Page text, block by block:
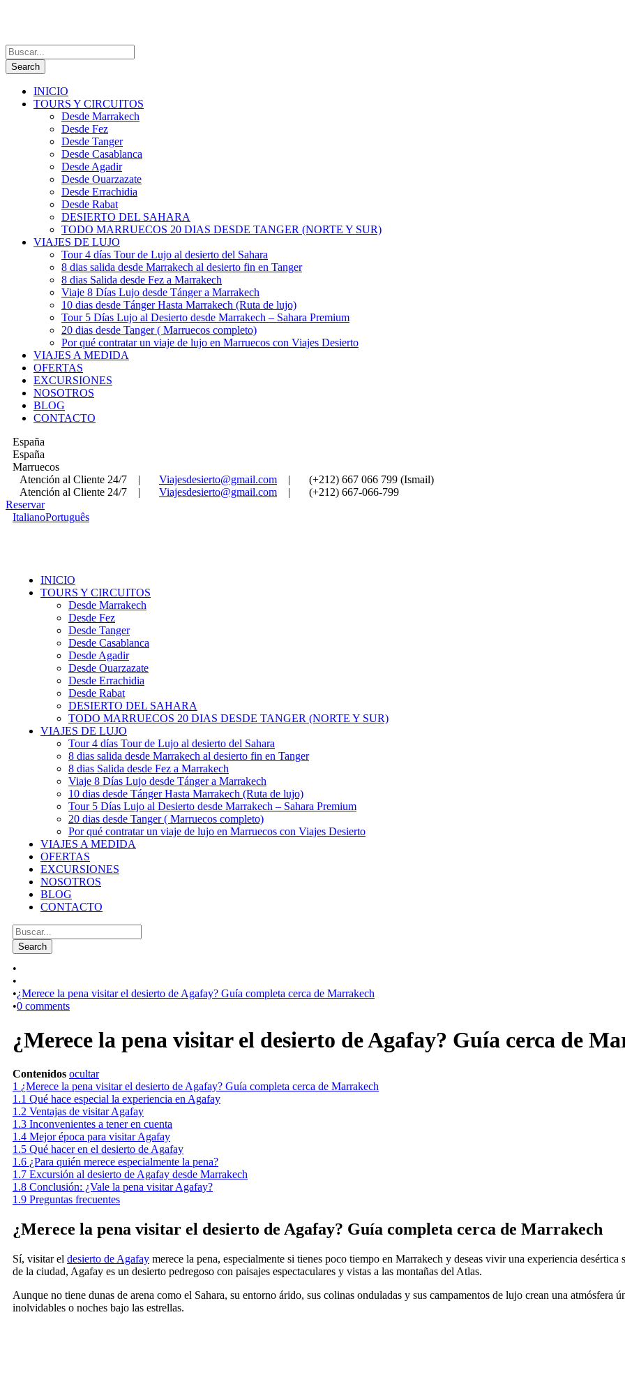
INICIO
TOURS Y CIRCUITOS
Desde Marrakech
Desde Fez
Desde Tanger
Desde Casablanca
Desde Agadir
Desde Ouarzazate
Desde Errachidia
Desde Rabat
DESIERTO DEL SAHARA
TODO MARRUECOS 20 DIAS DESDE TANGER (NORTE Y SUR)
VIAJES DE LUJO
Tour 4 días Tour de Lujo al desierto del Sahara
8 dias salida desde Marrakech al desierto fin en Tanger
8 dias Salida desde Fez a Marrakech
Viaje 8 Días Lujo desde Tánger a Marrakech
10 dias desde Tánger Hasta Marrakech (Ruta de lujo)
Tour 5 Días Lujo al Desierto desde Marrakech – Sahara Premium
20 dias desde Tanger ( Marruecos completo)
Por qué contratar un viaje de lujo en Marruecos con Viajes Desierto
VIAJES A MEDIDA
OFERTAS
EXCURSIONES
NOSOTROS
BLOG
CONTACTO
España
España
Marruecos
Atención al Cliente 24/7
| Viajesdesierto@gmail.com |
(+212) 667 066 799 (Ismail)
Atención al Cliente 24/7
| Viajesdesierto@gmail.com |
(+212) 667-066-799
Reservar
ItalianoPortuguês
INICIO
TOURS Y CIRCUITOS
Desde Marrakech
Desde Fez
Desde Tanger
Desde Casablanca
Desde Agadir
Desde Ouarzazate
Desde Errachidia
Desde Rabat
DESIERTO DEL SAHARA
TODO MARRUECOS 20 DIAS DESDE TANGER (NORTE Y SUR)
VIAJES DE LUJO
Tour 4 días Tour de Lujo al desierto del Sahara
8 dias salida desde Marrakech al desierto fin en Tanger
8 dias Salida desde Fez a Marrakech
Viaje 8 Días Lujo desde Tánger a Marrakech
10 dias desde Tánger Hasta Marrakech (Ruta de lujo)
Tour 5 Días Lujo al Desierto desde Marrakech – Sahara Premium
20 dias desde Tanger ( Marruecos completo)
Por qué contratar un viaje de lujo en Marruecos con Viajes Desierto
VIAJES A MEDIDA
OFERTAS
EXCURSIONES
NOSOTROS
BLOG
CONTACTO
•
•
•¿Merece la pena visitar el desierto de Agafay? Guía completa cerca de Marrakech
•0 comments
¿Merece la pena visitar el desierto de Agafay? Guía cerca de
Contenidos ocultar
1 ¿Merece la pena visitar el desierto de Agafay? Guía completa cerca de Marrakech
1.1 Qué hace especial la experiencia en Agafay
1.2 Ventajas de visitar Agafay
1.3 Inconvenientes a tener en cuenta
1.4 Mejor época para visitar Agafay
1.5 Qué hacer en el desierto de Agafay
1.6 ¿Para quién merece especialmente la pena?
1.7 Excursión al desierto de Agafay desde Marrakech
1.8 Conclusión: ¿Vale la pena visitar Agafay?
1.9 Preguntas frecuentes
¿Merece la pena visitar el desierto de Agafay? Guía completa cerca de Marrakech
Sí, visitar el desierto de Agafay merece la pena, especialmente si tienes poco tiempo en Marrakech y deseas vivir una experiencia
de la ciudad, Agafay es un desierto pedregoso con paisajes espectaculares y vistas a las montañas del Atlas.
Aunque no tiene dunas de arena como el Sahara, su entorno árido, sus colinas onduladas y sus campamentos de lujo crean una atmósfera
inolvidables o noches bajo las estrellas.